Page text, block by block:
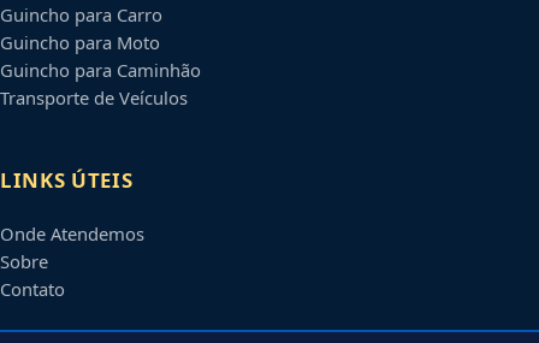
Guincho para Carro
Guincho para Moto
Guincho para Caminhão
Transporte de Veículos
LINKS ÚTEIS
Onde Atendemos
Sobre
Contato